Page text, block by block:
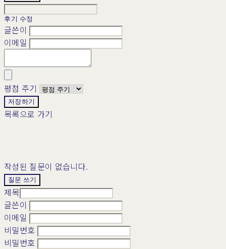
후기 수정
글쓴이
이메일
평점 주기
저장하기
목록으로 가기
작성된 질문이 없습니다.
질문 쓰기
제목
글쓴이
이메일
비밀번호
비밀번호